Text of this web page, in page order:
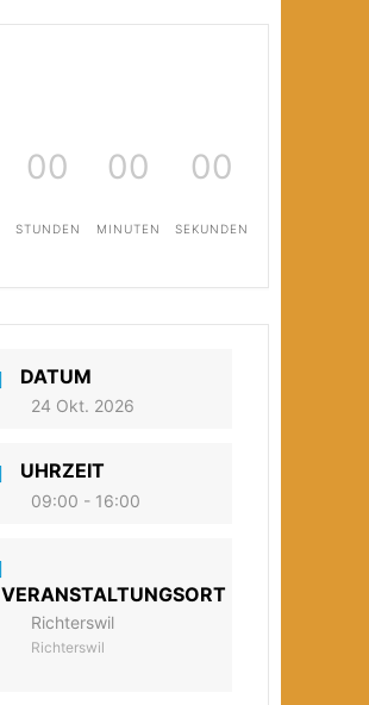
00
STUNDEN
00
MINUTEN
00
SEKUNDEN
DATUM
24 Okt. 2026
UHRZEIT
09:00 - 16:00
VERANSTALTUNGSORT
Richterswil
Richterswil